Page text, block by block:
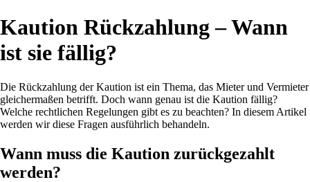
Kaution Rückzahlung – Wann
ist sie fällig?
Die Rückzahlung der Kaution ist ein Thema, das Mieter und Vermieter
gleichermaßen betrifft. Doch wann genau ist die Kaution fällig?
Welche rechtlichen Regelungen gibt es zu beachten? In diesem Artikel
werden wir diese Fragen ausführlich behandeln.
Wann muss die Kaution zurückgezahlt
werden?